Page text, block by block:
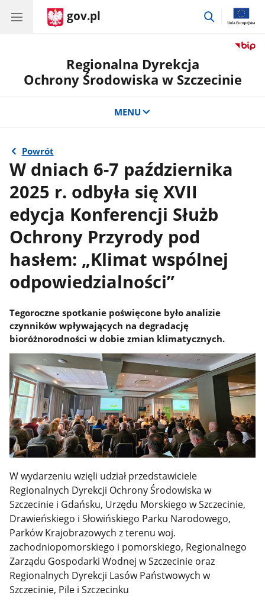
gov.pl
przejdź
Regionalna Dyrekcja
Ochrony Środowiska w Szczecinie
MENU
Powrót
W dniach 6-7 października
2025 r. odbyła się XVII
edycja Konferencji Służb
Ochrony Przyrody pod
hasłem: „Klimat wspólnej
odpowiedzialności”
Tegoroczne spotkanie poświęcone było analizie
czynników wpływających na degradację
bioróżnorodności w dobie zmian klimatycznych.
W wydarzeniu wzięli udział przedstawiciele
Regionalnych Dyrekcji Ochrony Środowiska w
Szczecinie i Gdańsku, Urzędu Morskiego w Szczecinie,
Drawieńskiego i Słowińskiego Parku Narodowego,
Parków Krajobrazowych z terenu woj.
zachodniopomorskiego i pomorskiego, Regionalnego
Zarządu Gospodarki Wodnej w Szczecinie oraz
Regionalnych Dyrekcji Lasów Państwowych w
Szczecinie, Pile i Szczecinku